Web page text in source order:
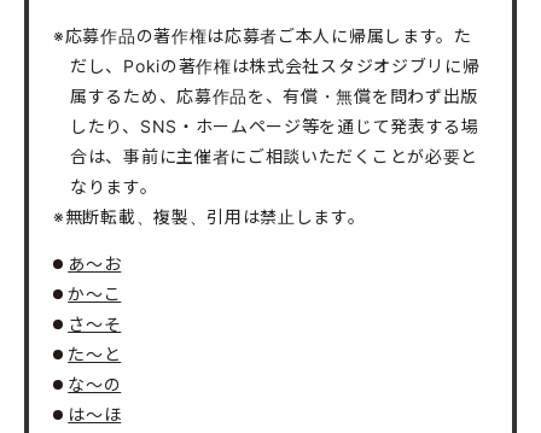
※応募作品の著作権は応募者ご本人に帰属します。た
だし、Pokiの著作権は株式会社スタジオジブリに帰
属するため、応募作品を、有償・無償を問わず出版
したり、SNS・ホームページ等を通じて発表する場
合は、事前に主催者にご相談いただくことが必要と
なります。
※無断転載、複製、引用は禁止します。
あ～お
か～こ
さ～そ
た～と
な～の
は～ほ